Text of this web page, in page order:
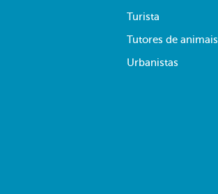
Turista
Tutores de animais
Urbanistas